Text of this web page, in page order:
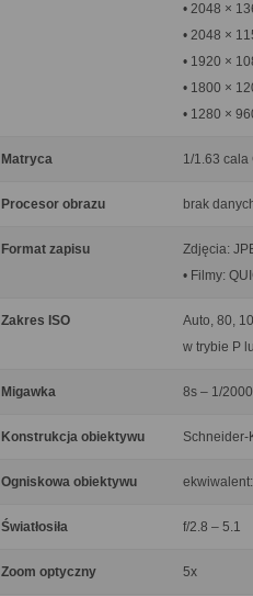
• 2048 ×
• 2048 ×
• 1920 ×
• 1800 ×
• 1280 ×
Matryca 1/1.63 cala
Procesor obrazu brak
Format zapisu
Zdjęcia:
• Filmy:
Zakres ISO
Auto, 80,
w trybie P
Migawka 8s – 1/
Konstrukcja obiektywu Schneider-
Ogniskowa obiektywu
Światłosiła f/2.8 – 5.1
Zoom optyczny 5x